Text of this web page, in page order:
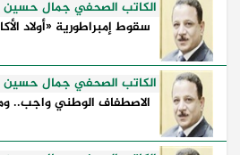
...
الكاتب الصحفي جمال حسين
سقوط إمبراطورية «أولاد
الكاتب الصحفي جمال حسين
الاصطفاف الوطني واجب..